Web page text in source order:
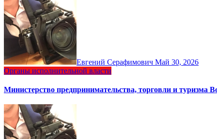
Евгений Серафимович Май 30, 2026
Органы исполнительной власти
Министерство предпринимательства, торговли и туризма